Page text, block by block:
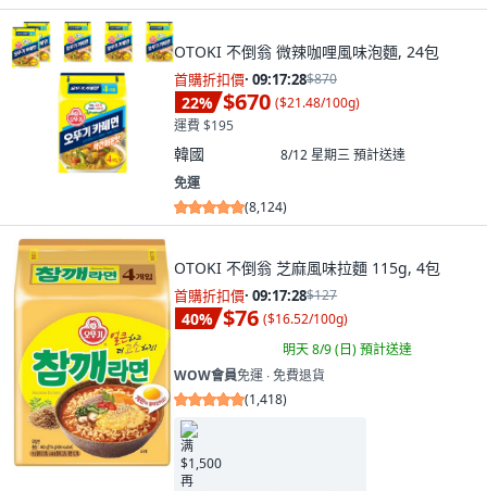
OTOKI 不倒翁 微辣咖哩風味泡麵, 24包
首購折扣價· 09:17:26$870
22% $670 ($21.48/100g)
運費 $195
韓國 8/12 星期三預計送達
免運
(8,124)
OTOKI 不倒翁 芝麻風味拉麵 115g, 4包
首購折扣價· 09:17:26$127
40% $76 ($16.52/100g)
明天 8/9 (日)預計送達
WOW會員免運 ∙ 免費退貨
(1,418)